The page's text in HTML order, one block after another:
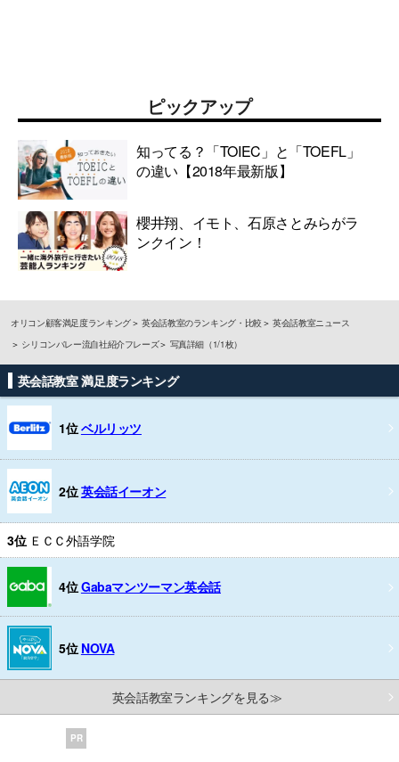
ピックアップ
知ってる？「TOIEC」と「TOEFL」
の違い【2018年最新版】
櫻井翔、イモト、石原さとみらがラ
ンクイン！
オリコン顧客満足度ランキング 英会話教室のランキング・比較
英会話教室ニュース
シリコンバレー流自社紹介フレーズ
写真詳細（1/1枚）
英会話教室 満足度ランキング
1位ベルリッツ
2位英会話イーオン
3位 ＥＣＣ外語学院
4位Gabaマンツーマン英会話
5位 NOVA
英会話教室ランキングを見る≫
PR